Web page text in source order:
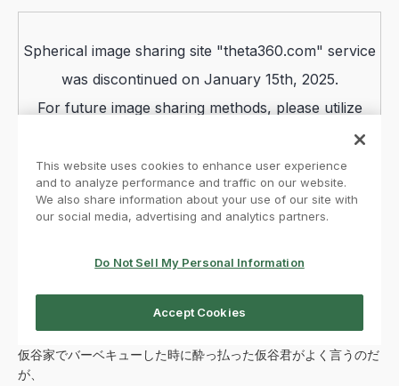
仮谷家でバーベキューした時に酔っ払った仮谷君がよく言うのだ
が、